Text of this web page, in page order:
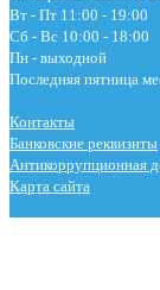
Вт - Пт 11:00 - 19:00
Сб - Вс 10:00 - 18:00
Пн - выходной
Последняя пятница
Контакты
Банковские реквизиты
Антикоррупционная
Карта сайта